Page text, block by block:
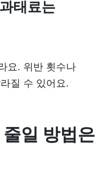
태료는
요. 위반 횟수나
질 수 있어요.
일 방법은